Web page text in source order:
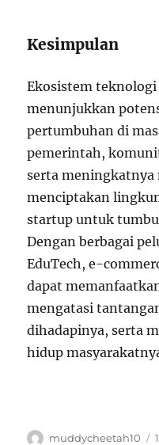
Kesimpulan
Ekosistem
menunjukkan
pertumbuhan di
pemerintah,
serta
menciptakan
startup untuk
Dengan berbagai
EduTech, e-
dapat
mengatasi
dihadapinya, serta
hidup
Author
muddycheetah10